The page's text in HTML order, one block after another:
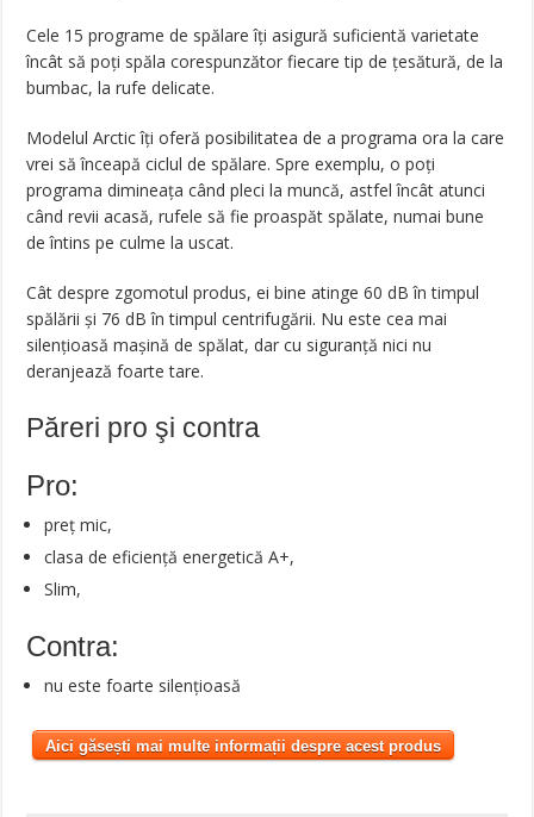
Cele 15 programe de spălare îți asigură suficientă varietate
încât să poți spăla corespunzător fiecare tip de țesătură, de la
bumbac, la rufe delicate.
Modelul Arctic îți oferă posibilitatea de a programa ora la care
vrei să înceapă ciclul de spălare. Spre exemplu, o poți
programa dimineața când pleci la muncă, astfel încât atunci
când revii acasă, rufele să fie proaspăt spălate, numai bune
de întins pe culme la uscat.
Cât despre zgomotul produs, ei bine atinge 60 dB în timpul
spălării și 76 dB în timpul centrifugării. Nu este cea mai
silențioasă mașină de spălat, dar cu siguranță nici nu
deranjează foarte tare.
Păreri pro şi contra
Pro:
preț mic,
clasa de eficiență energetică A+,
Slim,
Contra:
nu este foarte silențioasă
Aici găsești mai multe informații despre acest produs